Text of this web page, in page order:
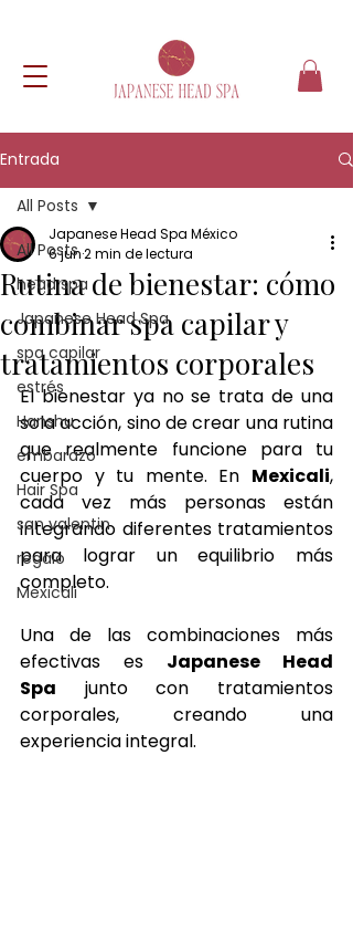
Entrada
All Posts
head spa
Japanese Head Spa
spa capilar
estrés
Hanshu
embarazo
Hair Spa
san valentin
regalo
Mexicali
All Posts
Rutina de bienestar: cómo
combinar spa capilar y
tratamientos corporales
Japanese Head Spa México
6 jun2 min de lectura
El bienestar ya no se trata de una
sola acción, sino de crear una rutina
que realmente funcione para tu
cuerpo y tu mente. En Mexicali,
cada vez más personas están
integrando diferentes tratamientos
para lograr un equilibrio más
completo.
Una de las combinaciones más
efectivas es Japanese Head
Spa junto con tratamientos
corporales, creando una
experiencia integral.